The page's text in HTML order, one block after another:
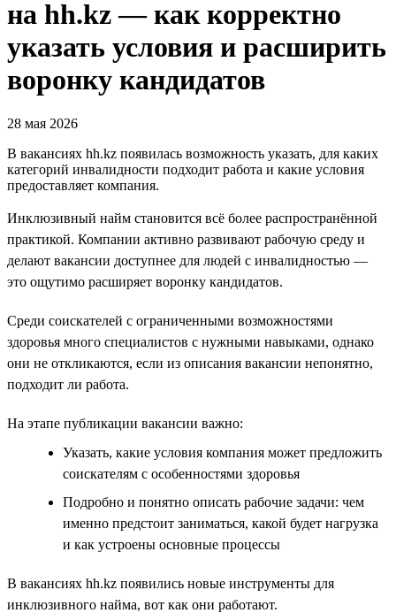
на hh.kz — как корректно
указать условия и расширить
воронку кандидатов
28 мая 2026
В вакансиях hh.kz появилась возможность указать, для каких
категорий инвалидности подходит работа и какие условия
предоставляет компания.
Инклюзивный найм становится всё более распространённой
практикой. Компании активно развивают рабочую среду и
делают вакансии доступнее для людей с инвалидностью —
это ощутимо расширяет воронку кандидатов.
Среди соискателей с ограниченными возможностями
здоровья много специалистов с нужными навыками, однако
они не откликаются, если из описания вакансии непонятно,
подходит ли работа.
На этапе публикации вакансии важно:
Указать, какие условия компания может предложить
соискателям с особенностями здоровья
Подробно и понятно описать рабочие задачи: чем
именно предстоит заниматься, какой будет нагрузка
и как устроены основные процессы
В вакансиях hh.kz появились новые инструменты для
инклюзивного найма, вот как они работают.